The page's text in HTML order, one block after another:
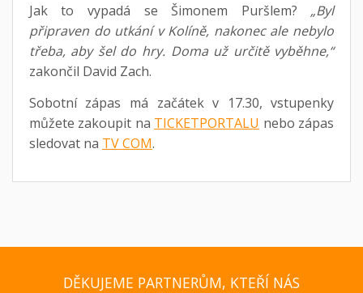
Jak to vypadá se Šimonem Puršlem? „Byl
připraven do utkání v Kolíně, nakonec ale nebylo
třeba, aby šel do hry. Doma už určitě vyběhne,“
zakončil David Zach.
Sobotní zápas má začátek v 17.30, vstupenky
můžete zakoupit na TICKETPORTALU nebo zápas
sledovat na TV COM.
DĚKUJEME PARTNERŮM, KTEŘÍ NÁS